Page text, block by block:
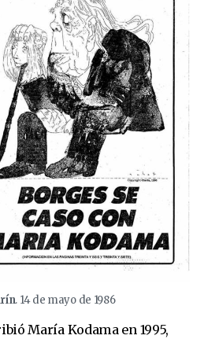
. 14 de mayo de 1986
María Kodama en 1995,